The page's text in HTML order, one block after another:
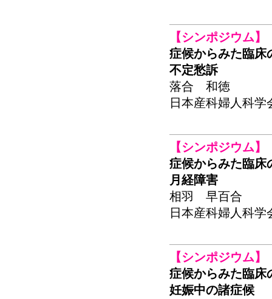
【シンポジウム】
症候からみた臨床
不定愁訴
落合 和徳
日本産科婦人科学
【シンポジウム】
症候からみた臨床
月経障害
相羽 早百合
日本産科婦人科学
【シンポジウム】
症候からみた臨床
妊娠中の諸症候